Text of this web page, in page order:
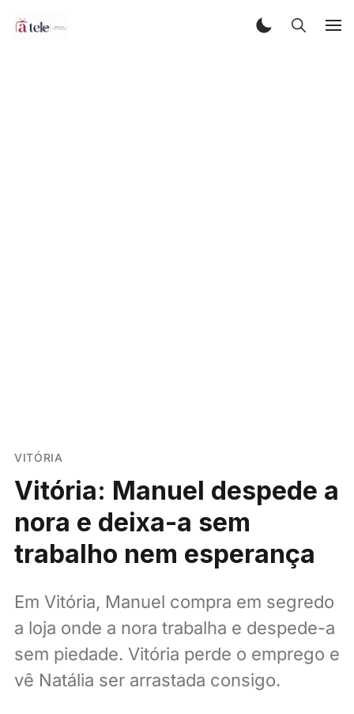
VITÓRIA
Vitória: Manuel despede a
nora e deixa-a sem
trabalho nem esperança
Em Vitória, Manuel compra em segredo
a loja onde a nora trabalha e despede-a
sem piedade. Vitória perde o emprego e
vê Natália ser arrastada consigo.